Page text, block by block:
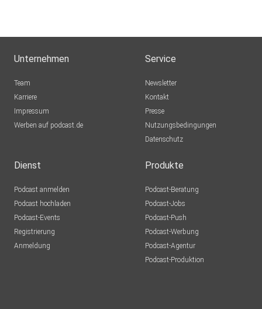
Unternehmen
Team
Karriere
Impressum
Werben auf podcast.de
Service
Newsletter
Kontakt
Presse
Nutzungsbedingungen
Datenschutz
Dienst
Podcast anmelden
Podcast hochladen
Podcast-Events
Registrierung
Anmeldung
Produkte
Podcast-Beratung
Podcast-Jobs
Podcast-Push
Podcast-Werbung
Podcast-Agentur
Podcast-Produktion